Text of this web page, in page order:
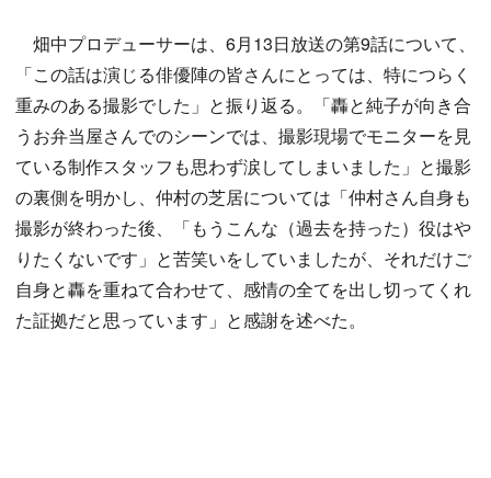
畑中プロデューサーは、6月13日放送の第9話について、
「この話は演じる俳優陣の皆さんにとっては、特につらく
重みのある撮影でした」と振り返る。「轟と純子が向き合
うお弁当屋さんでのシーンでは、撮影現場でモニターを見
ている制作スタッフも思わず涙してしまいました」と撮影
の裏側を明かし、仲村の芝居については「仲村さん自身も
撮影が終わった後、「もうこんな（過去を持った）役はや
りたくないです」と苦笑いをしていましたが、それだけご
自身と轟を重ねて合わせて、感情の全てを出し切ってくれ
た証拠だと思っています」と感謝を述べた。